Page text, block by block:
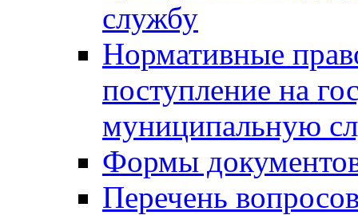
службу
Нормативные
поступление на
муниципальную
Формы
Перечень